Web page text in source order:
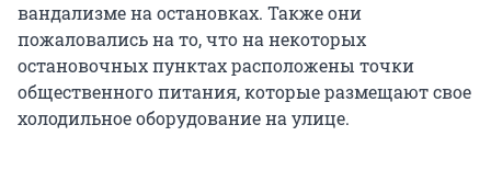
вандализме на остановках. Также они
пожаловались на то, что на некоторых
остановочных пунктах расположены точки
общественного питания, которые размещают свое
холодильное оборудование на улице.